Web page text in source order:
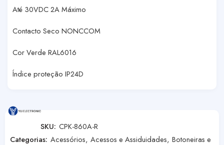
Até 30VDC 2A Máximo
Contacto Seco NONCCOM
Cor Verde RAL6016
Índice proteção IP24D
SKU: CPK-860A-R
Categorias: Acessórios, Acessos e Assiduidades, Botoneiras e